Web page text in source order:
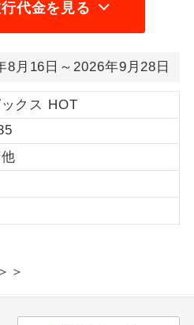
代金を見る
8月16日～2026年9月28日
ックス HOT
＞
定でご参加いただけるコースで
にあたり年齢に制限があるコース
空会社が指定なので、ご出発の計
ても便利です。
するホテルを指定したコースで
り様でバス席を2席利⽤できま